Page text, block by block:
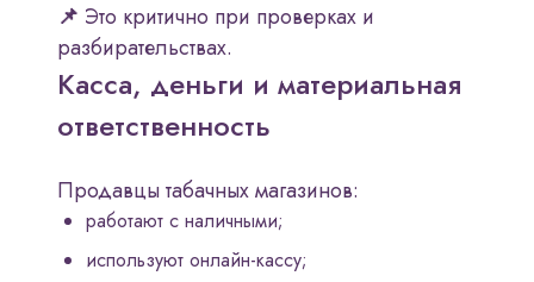
📌 Это критично при проверках и
разбирательствах.
Касса, деньги и материальная
ответственность
Продавцы табачных магазинов:
работают с наличными;
используют онлайн-кассу;